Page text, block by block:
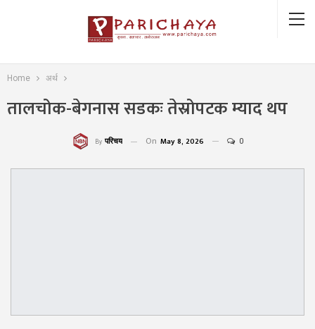
Home अर्थ
तालचोक-बेगनास सडकः तेस्रोपटक म्याद थप
By परिचय On May 8, 2026 0